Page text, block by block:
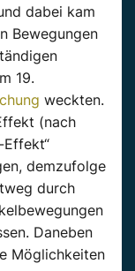
dabei kam
Bewegungen
19.
weckten.
(nach
Effekt“
demzufolge
durch
Daneben
Möglichkeiten